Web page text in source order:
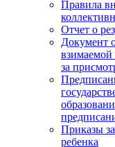
Правила
Отчет о
Документ
взимаемой
за
Приказы
ребенка